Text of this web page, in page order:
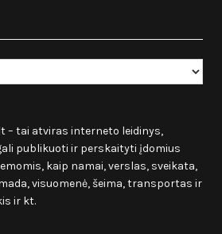
– tai atviras interneto leidinys,
publikuoti ir perskaityti įdomius
kaip namai, verslas, sveikata,
visuomenė, šeima, transportas ir
ir kt.